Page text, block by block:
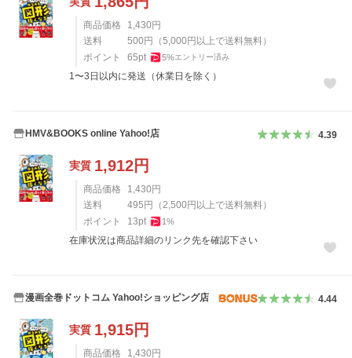
商品価格 1,430円
送料
500円 （5,000円以上で送料無料）
ポイント
65pt 5%エントリー済み
1〜3日以内に発送（休業日を除く）
HMV&BOOKS online Yahoo!店 4.39
実質 1,912円
商品価格 1,430円
送料
495円 （ 2,500円以上で送料無料）
ポイント
13pt 1%
在庫状況は商品詳細のリンク先を確認下さい
漫画全巻ドットコム Yahoo!ショッピング店 4.44
実質 1,915円
商品価格 1,430円